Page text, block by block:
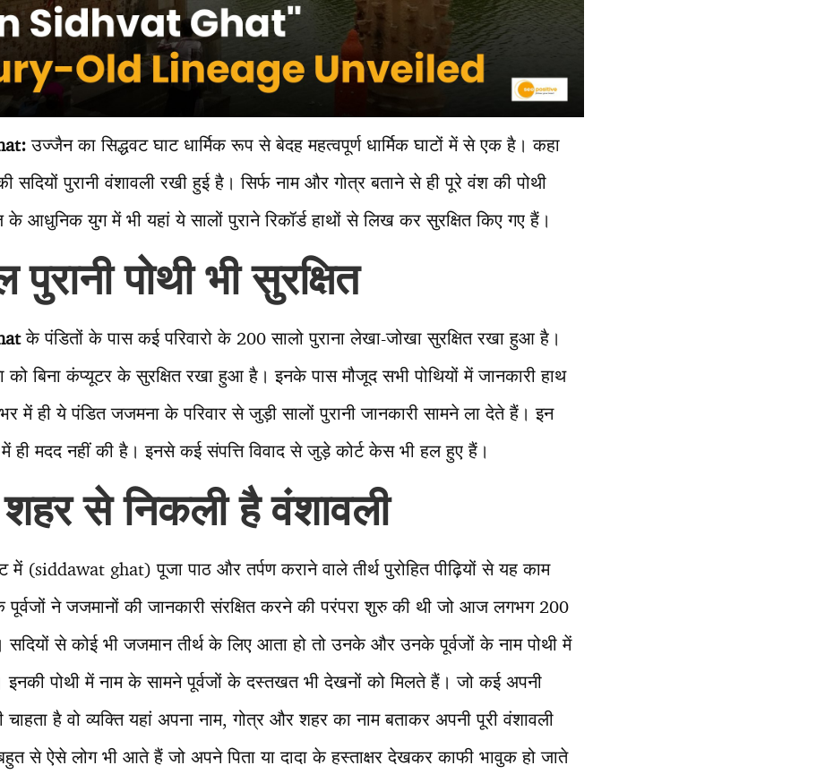
:उज्जैन का सिद्धवट घाट धार्मिक रूप से बेदह महत्वपूर्ण धार्मिक घाटों में से एक है। कहा
सदियों पुरानी वंशावली रखी हुई है। सिर्फ नाम और गोत्र बताने से ही पूरे वंश की पोथी
आधुनिक युग में भी यहां ये सालों पुराने रिकॉर्ड हाथों से लिख कर सुरक्षित किए गए हैं।
पोथी भी सुरक्षित
के पंडितों के पास कई परिवारो के 200 सालो पुराना लेखा-जोखा सुरक्षित रखा हुआ है।
को बिना कंप्यूटर के सुरक्षित रखा हुआ है। इनके पास मौजूद सभी पोथियों में जानकारी हाथ
में ही ये पंडित जजमना के परिवार से जुड़ी सालों पुरानी जानकारी सामने ला देते हैं। इन
में ही मदद नहीं की है। इनसे कई संपत्ति विवाद से जुड़े कोर्ट केस भी हल हुए हैं।
से निकली है वंशावली
में (siddawat ghat) पूजा पाठ और तर्पण कराने वाले तीर्थ पुरोहित पीढ़ियों से यह काम
ने जजमानों की जानकारी संरक्षित करने की परंपरा शुरु की थी जो आज लगभग 200
सदियों से कोई भी जजमान तीर्थ के लिए आता हो तो उनके और उनके पूर्वजों के नाम पोथी में
इनकी पोथी में नाम के सामने पूर्वजों के दस्तखत भी देखनों को मिलते हैं। जो कई अपनी
चाहता है वो व्यक्ति यहां अपना नाम, गोत्र और शहर का नाम बताकर अपनी पूरी वंशावली
से ऐसे लोग भी आते हैं जो अपने पिता या दादा के हस्ताक्षर देखकर काफी भावुक हो जाते